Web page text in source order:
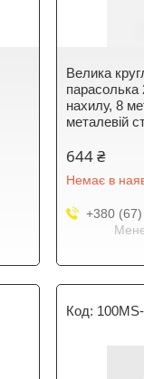
Велика
нахилу, 8
металевій
644 ₴
Немає в
+380